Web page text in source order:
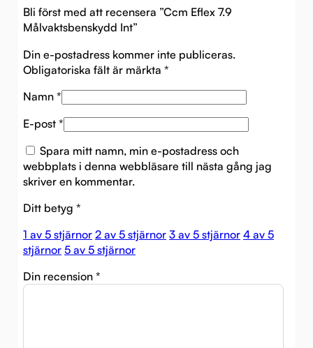
Bli först med att recensera ”Ccm Eflex 7.9
Målvaktsbenskydd Int”
Din e-postadress kommer inte publiceras.
Obligatoriska fält är märkta *
Namn *
E-post *
Spara mitt namn, min e-postadress och
webbplats i denna webbläsare till nästa gång jag
skriver en kommentar.
Ditt betyg *
1 av 5 stjärnor 2 av 5 stjärnor 3 av 5 stjärnor 4 av 5
stjärnor 5 av 5 stjärnor
Din recension *